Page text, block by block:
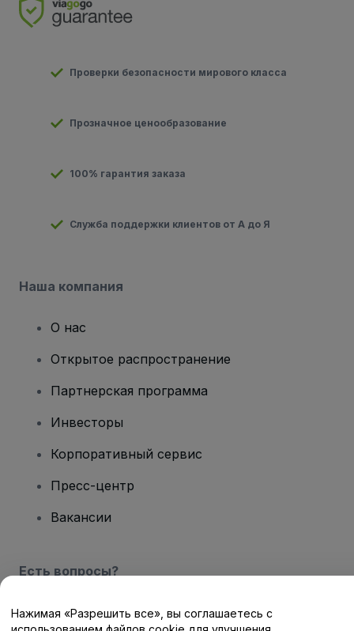
Проверки безопасности мирового класса
Прозначное ценообразование
100% гарантия заказа
Служба поддержки клиентов от А до Я
Наша компания
О нас
Открытое распространение
Партнерская программа
Инвесторы
Корпоративный сервис
Пресс-центр
Вакансии
Есть вопросы?
Центр помощи / Свяжитесь с нами
Нажимая «Разрешить все», вы соглашаетесь с